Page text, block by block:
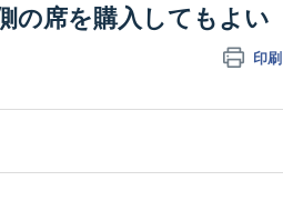
の席を購入してもよい
印刷